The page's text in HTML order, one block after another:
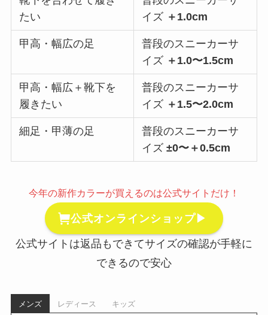
たい
イズ ＋1.0cm
甲高・幅広の足
普段のスニーカーサ
イズ ＋1.0〜1.5cm
甲高・幅広＋靴下を
履きたい
普段のスニーカーサ
イズ ＋1.5〜2.0cm
細足・甲薄の足
普段のスニーカーサ
イズ±0〜＋0.5cm
今年の新作カラーが買えるのは公式サイトだけ！
公式オンラインショップ▶
公式サイトは返品もできてサイズの確認が手軽に
できるので安心
メンズ レディース キッズ